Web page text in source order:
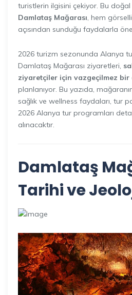
turistlerin ilgisini çekiyor. Bu
Damlataş Mağarası, hem
açısından sunduğu faydalarla öne
2026 turizm sezonunda Alanya
Damlataş Mağarası ziyaretleri,
ziyaretçiler için vazgeçilmez bir
planlanıyor. Bu yazıda,
sağlık ve wellness faydaları, tur
2026 Alanya tur programları
alınacaktır.
Damlataş
Tarihi ve